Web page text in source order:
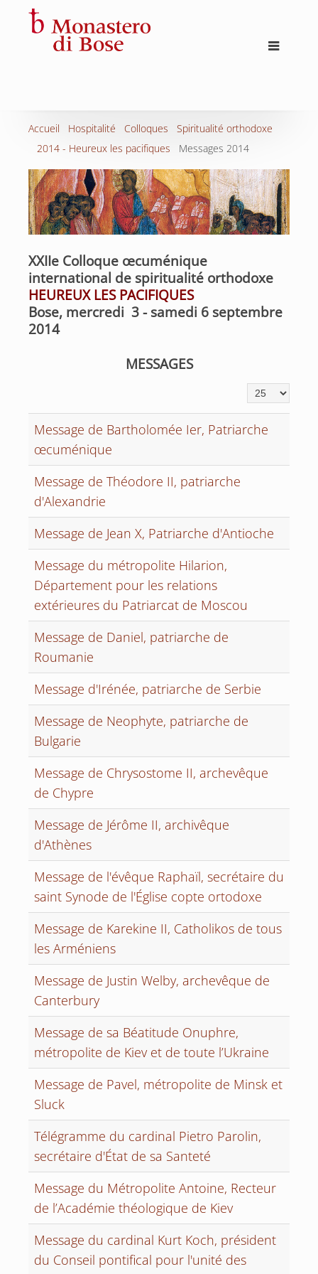
Accueil Hospitalité Colloques
Spiritualité orthodoxe
2014 - Heureux les pacifiques
Messages 2014
XXIIe Colloque œcuménique
international de spiritualité orthodoxe
HEUREUX LES PACIFIQUES
Bose, mercredi 3 - samedi 6 septembre
2014
MESSAGES
Affichage #
Message de Bartholomée Ier, Patriarche
œcuménique
Message de Théodore II, patriarche
d'Alexandrie
Message de Jean X, Patriarche d'Antioche
Message du métropolite Hilarion,
Département pour les relations
extérieures du Patriarcat de Moscou
Message de Daniel, patriarche de
Roumanie
Message d'Irénée, patriarche de Serbie
Message de Neophyte, patriarche de
Bulgarie
Message de Chrysostome II, archevêque
de Chypre
Message de Jérôme II, archivêque
d'Athènes
Message de l'évêque Raphaïl, secrétaire du
saint Synode de l'Église copte ortodoxe
Message de Karekine II, Catholikos de tous
les Arméniens
Message de Justin Welby, archevêque de
Canterbury
Message de sa Béatitude Onuphre,
métropolite de Kiev et de toute l’Ukraine
Message de Pavel, métropolite de Minsk et
Sluck
Télégramme du cardinal Pietro Parolin,
secrétaire d'État de sa Santeté
Message du Métropolite Antoine, Recteur
de l’Académie théologique de Kiev
Message du cardinal Kurt Koch, président
du Conseil pontifical pour l'unité des